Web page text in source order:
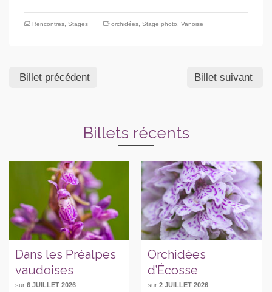
Rencontres Stages orchidées Stage photo Vanoise
Billet précédent Billet suivant
Billets récents
Dans les Préalpes
vaudoises
sur 6 JUILLET 2026
Orchidées
d’Écosse
sur 2 JUILLET 2026